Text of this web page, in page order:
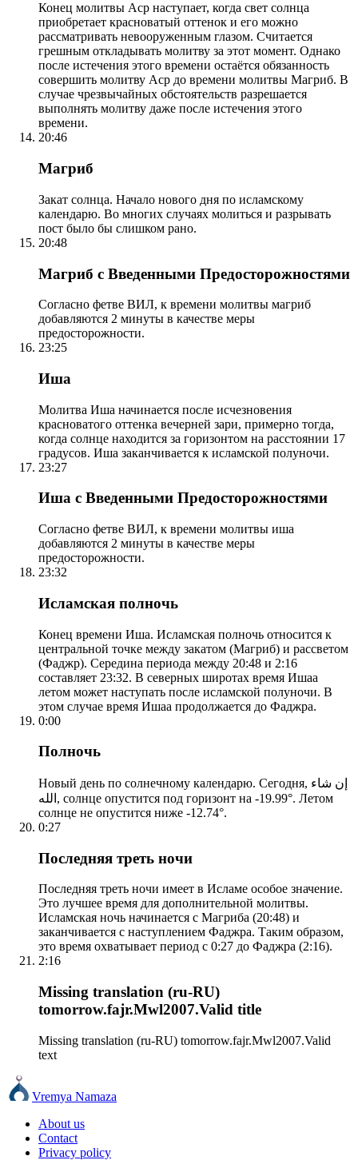
Конец молитвы Аср наступает, когда свет солнца
приобретает красноватый оттенок и его можно
рассматривать невооруженным глазом. Считается
грешным откладывать молитву за этот момент. Однако
после истечения этого времени остаётся обязанность
совершить молитву Аср до времени молитвы Магриб. В
случае чрезвычайных обстоятельств разрешается
выполнять молитву даже после истечения этого
времени.
20:46
Магриб
Закат солнца. Начало нового дня по исламскому
календарю. Во многих случаях молиться и разрывать
пост было бы слишком рано.
20:48
Магриб с Введенными Предосторожностями
Согласно фетве ВИЛ, к времени молитвы магриб
добавляются 2 минуты в качестве меры
предосторожности.
23:25
Иша
Молитва Иша начинается после исчезновения
красноватого оттенка вечерней зари, примерно тогда,
когда солнце находится за горизонтом на расстоянии 17
градусов. Иша заканчивается к исламской полуночи.
23:27
Иша с Введенными Предосторожностями
Согласно фетве ВИЛ, к времени молитвы иша
добавляются 2 минуты в качестве меры
предосторожности.
23:32
Исламская полночь
Конец времени Иша. Исламская полночь относится к
центральной точке между закатом (Магриб) и рассветом
(Фаджр). Середина периода между 20:48 и 2:16
составляет 23:32. В северных широтах время Ишаа
летом может наступать после исламской полуночи. В
этом случае время Ишаа продолжается до Фаджра.
0:00
Полночь
Новый день по солнечному календарю. Сегодня, إن شاء
الله, солнце опустится под горизонт на -19.99°. Летом
солнце не опустится ниже -12.74°.
0:27
Последняя треть ночи
Последняя треть ночи имеет в Исламе особое значение.
Это лучшее время для дополнительной молитвы.
Исламская ночь начинается с Магриба (20:48) и
заканчивается с наступлением Фаджра. Таким образом,
это время охватывает период с 0:27 до Фаджра (2:16).
2:16
Missing translation (ru-RU)
tomorrow.fajr.Mwl2007.Valid title
Missing translation (ru-RU) tomorrow.fajr.Mwl2007.Valid
text
Vremya Namaza
About us
Contact
Privacy policy